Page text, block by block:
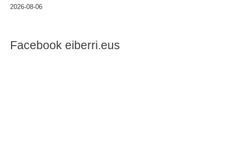
2026-08-06
Facebook eiberri.eus